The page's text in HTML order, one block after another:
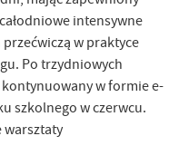
intensywne
w praktyce
Po trzydniowych
w formie e-
szkolnego w czerwcu.
warsztaty